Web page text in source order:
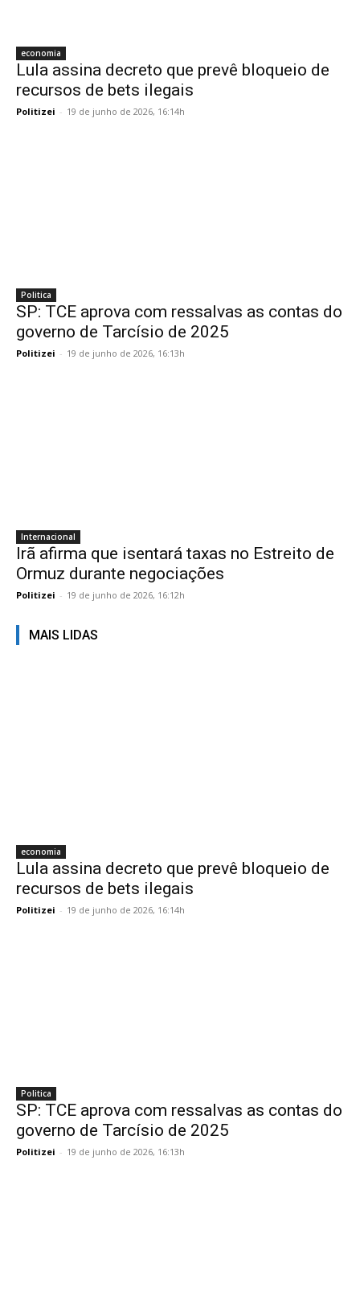
economia
Lula assina decreto que prevê bloqueio de
recursos de bets ilegais
Politizei - 19 de junho de 2026, 16:14h
Politica
SP: TCE aprova com ressalvas as contas do
governo de Tarcísio de 2025
Politizei - 19 de junho de 2026, 16:13h
Internacional
Irã afirma que isentará taxas no Estreito de
Ormuz durante negociações
Politizei - 19 de junho de 2026, 16:12h
MAIS LIDAS
economia
Lula assina decreto que prevê bloqueio de
recursos de bets ilegais
Politizei - 19 de junho de 2026, 16:14h
Politica
SP: TCE aprova com ressalvas as contas do
governo de Tarcísio de 2025
Politizei - 19 de junho de 2026, 16:13h